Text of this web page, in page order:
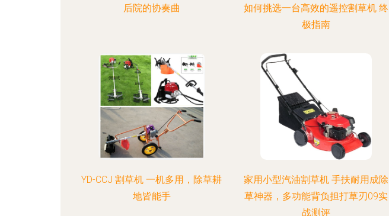
后院的协奏曲
如何挑选一台高效的遥控割草机 终
极指南
YD-CCJ 割草机 一机多用，除草耕
地皆能手
家用小型汽油割草机 手扶耐用成除
草神器，多功能背负担打草刃09实
战测评